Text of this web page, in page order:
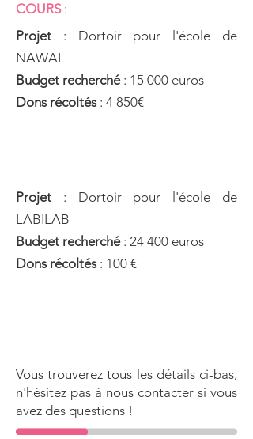
COURS:
Projet : Dortoir pour l'école de
NAWAL
Budget recherché : 15 000 euros
Dons récoltés : 4 850€
Projet : Dortoir pour l'école de
LABILAB
Budget recherché : 24 400 euros
Dons récoltés : 100 €
Vous trouverez tous les détails ci-bas,
n'hésitez pas à nous contacter si vous
avez des questions !